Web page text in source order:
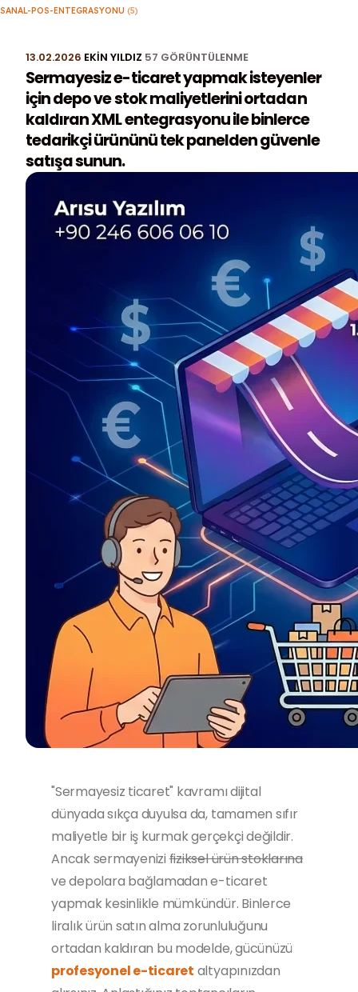
SANAL-POS-ENTEGRASYONU (5)
13.02.2026 EKIN YILDIZ 57 GÖRÜNTÜLENME
Sermayesiz e-ticaret yapmak isteyenler
için depo ve stok maliyetlerini ortadan
kaldıran XML entegrasyonu ile binlerce
tedarikçi ürününü tek panelden güvenle
satışa sunun.
"Sermayesiz ticaret" kavramı dijital
dünyada sıkça duyulsa da, tamamen sıfır
maliyetle bir iş kurmak gerçekçi değildir.
Ancak sermayenizifiziksel ürün stoklarına
ve depolara bağlamadan e-ticaret
yapmak kesinlikle mümkündür. Binlerce
liralık ürün satın alma zorunluluğunu
ortadan kaldıran bu modelde, gücünüzü
profesyonel e-ticaret altyapınızdan